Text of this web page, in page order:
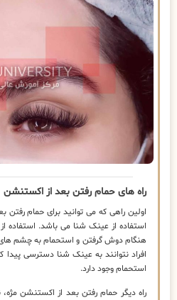
راه های حمام رفتن بعد از اکستنشن
اولین راهی که می توانید برای حمام رفتن
استفاده از عینک شنا می باشد. استفاده
هنگام دوش گرفتن و استحمام به چشم های
افراد نتوانند به عینک شنا دسترسی پیدا
استحمام وجود دارد.
راه دیگر حمام رفتن بعد از اکستنشن